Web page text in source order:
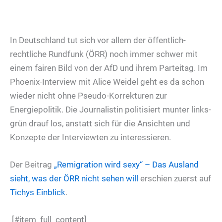
In Deutschland tut sich vor allem der öffentlich-
rechtliche Rundfunk (ÖRR) noch immer schwer mit
einem fairen Bild von der AfD und ihrem Parteitag. Im
Phoenix-Interview mit Alice Weidel geht es da schon
wieder nicht ohne Pseudo-Korrekturen zur
Energiepolitik. Die Journalistin politisiert munter links-
grün drauf los, anstatt sich für die Ansichten und
Konzepte der Interviewten zu interessieren.
Der Beitrag „Remigration wird sexy“ – Das Ausland
sieht, was der ÖRR nicht sehen will erschien zuerst auf
Tichys Einblick.
[#item_full_content]